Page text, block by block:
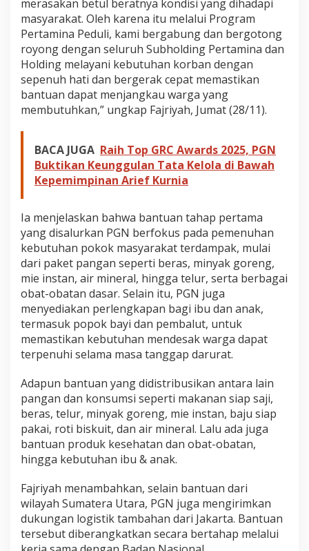
merasakan betul beratnya kondisi yang dihadapi
masyarakat. Oleh karena itu melalui Program
Pertamina Peduli, kami bergabung dan bergotong
royong dengan seluruh Subholding Pertamina dan
Holding melayani kebutuhan korban dengan
sepenuh hati dan bergerak cepat memastikan
bantuan dapat menjangkau warga yang
membutuhkan,” ungkap Fajriyah, Jumat (28/11).
BACA JUGA Raih Top GRC Awards 2025, PGN
Buktikan Keunggulan Tata Kelola di Bawah
Kepemimpinan Arief Kurnia
Ia menjelaskan bahwa bantuan tahap pertama
yang disalurkan PGN berfokus pada pemenuhan
kebutuhan pokok masyarakat terdampak, mulai
dari paket pangan seperti beras, minyak goreng,
mie instan, air mineral, hingga telur, serta berbagai
obat-obatan dasar. Selain itu, PGN juga
menyediakan perlengkapan bagi ibu dan anak,
termasuk popok bayi dan pembalut, untuk
memastikan kebutuhan mendesak warga dapat
terpenuhi selama masa tanggap darurat.
Adapun bantuan yang didistribusikan antara lain
pangan dan konsumsi seperti makanan siap saji,
beras, telur, minyak goreng, mie instan, baju siap
pakai, roti biskuit, dan air mineral. Lalu ada juga
bantuan produk kesehatan dan obat-obatan,
hingga kebutuhan ibu & anak.
Fajriyah menambahkan, selain bantuan dari
wilayah Sumatera Utara, PGN juga mengirimkan
dukungan logistik tambahan dari Jakarta. Bantuan
tersebut diberangkatkan secara bertahap melalui